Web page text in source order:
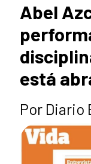
Abel
está
Por Diario